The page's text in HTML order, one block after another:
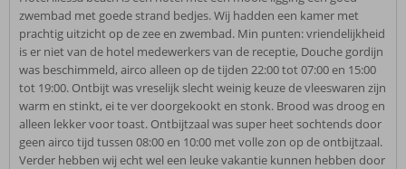
zwembad met goede strand bedjes. Wij hadden een kamer met
prachtig uitzicht op de zee en zwembad. Min punten: vriendelijkheid
is er niet van de hotel medewerkers van de receptie, Douche gordijn
was beschimmeld, airco alleen op de tijden 22:00 tot 07:00 en 15:00
tot 19:00. Ontbijt was vreselijk slecht weinig keuze de vleeswaren zijn
warm en stinkt, ei te ver doorgekookt en stonk. Brood was droog en
alleen lekker voor toast. Ontbijtzaal was super heet sochtends door
geen airco tijd tussen 08:00 en 10:00 met volle zon op de ontbijtzaal.
Verder hebben wij echt wel een leuke vakantie kunnen hebben door